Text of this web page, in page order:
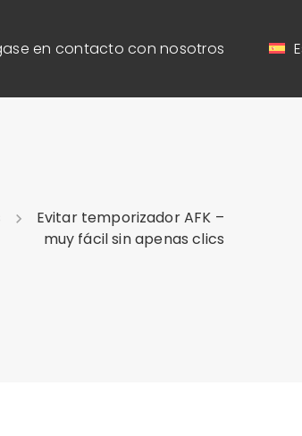
en contacto con nosotros
Evitar temporizador AFK –
muy fácil sin apenas clics